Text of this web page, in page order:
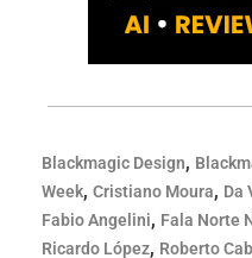
Blackmagic Design,
Week, Cristiano Moura, Da
Fabio Angelini, Fala Norte
Ricardo López, Roberto